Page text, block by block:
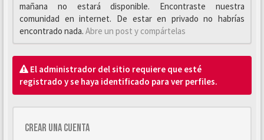
mañana no estará disponible. Encontraste nuestra
comunidad en internet. De estar en privado no habrías
encontrado nada. Abre un post y compártelas
El administrador del sitio requiere que esté
registrado y se haya identificado para ver perfiles.
Crear una cuenta